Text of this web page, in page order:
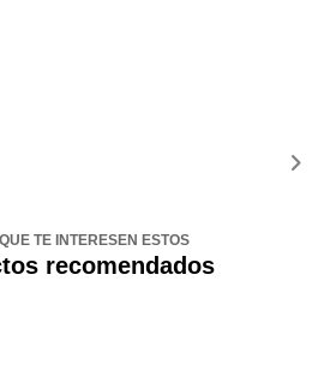
TE INTERESEN ESTOS
recomendados